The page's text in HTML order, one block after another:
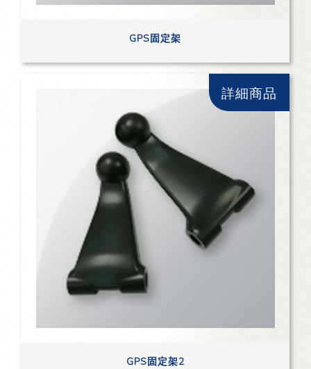
GPS固定架
詳細商品
GPS固定架2